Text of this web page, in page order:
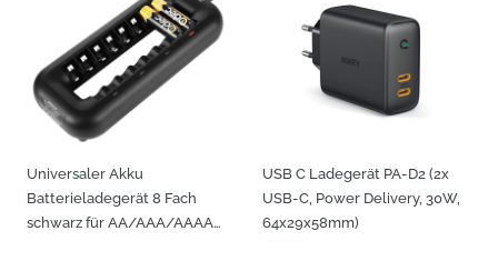
Universaler Akku
Batterieladegerät 8 Fach
schwarz für AA/AAA/AAAA
USB C Ladegerät PA-D2 (2x
USB-C, Power Delivery, 30W,
64x29x58mm)